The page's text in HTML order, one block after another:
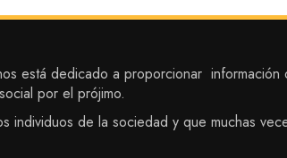
dedicado a proporcionar información
por el prójimo.
de la sociedad y que muchas